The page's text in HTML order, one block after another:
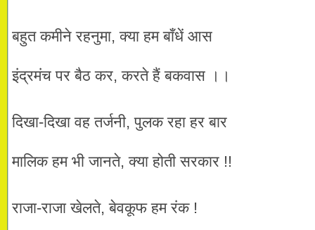
बहुत कमीने रहनुमा, क्या हम बाँधें आस
इंद्रमंच पर बैठ कर, करते हैं बकवास ।।
दिखा-दिखा वह तर्जनी, पुलक रहा हर बार
मालिक हम भी जानते, क्या होती सरकार !!
राजा-राजा खेलते, बेवकूफ हम रंक !